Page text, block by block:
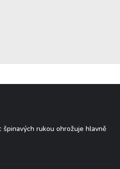
rukou ohrožuje hlavně